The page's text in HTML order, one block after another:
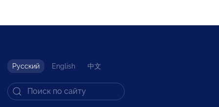
Русский English 中文